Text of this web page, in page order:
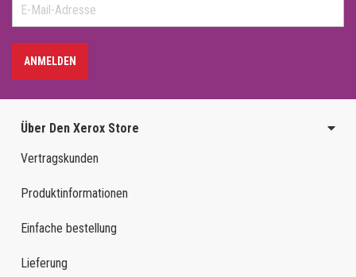
ANMELDEN
Über Den Xerox Store
Vertragskunden
Produktinformationen
Einfache bestellung
Lieferung